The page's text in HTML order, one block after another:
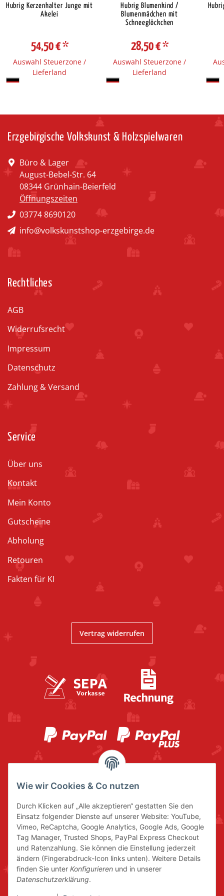
Hubrig Kerzenhalter Junge mit
Akelei
54,50 €*
Auswahl Steuerzone /
Lieferland
Hubrig Blumenkind /
Blumenmädchen mit
Schneeglöckchen
28,50 €*
Auswahl Steuerzone /
Lieferland
Erzgebirgische Volkskunst & Holzspielwaren
Büro & Lager
August-Bebel-Str. 64
08344 Grünhain-Beierfeld
Öffnungszeiten
03774 8690120
info@volkskunstshop-erzgebirge.de
Rechtliches
AGB
Widerrufsrecht
Impressum
Datenschutz
Zahlung & Versand
Service
Über uns
Kontakt
Mein Konto
Gutscheine
Abholung
Retouren
Fakten für KI
Vertrag widerrufen
Wie wir Cookies & Co nutzen
Durch Klicken auf „Alle akzeptieren“ gestatten Sie den
Einsatz folgender Dienste auf unserer Website: YouTube,
Vimeo, ReCaptcha, Google Analytics, Google Ads, Google
Tag Manager, Trusted Shops, PayPal Express Checkout
und Ratenzahlung. Sie können die Einstellung jederzeit
ändern (Fingerabdruck-Icon links unten). Weitere Details
finden Sie unter Konfigurieren und in unserer
Datenschutzerklärung.